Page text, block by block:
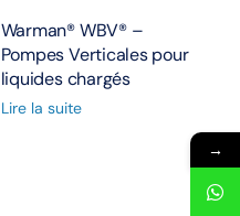
Warman® WBV® –
Pompes Verticales pour
liquides chargés
Lire la suite
→